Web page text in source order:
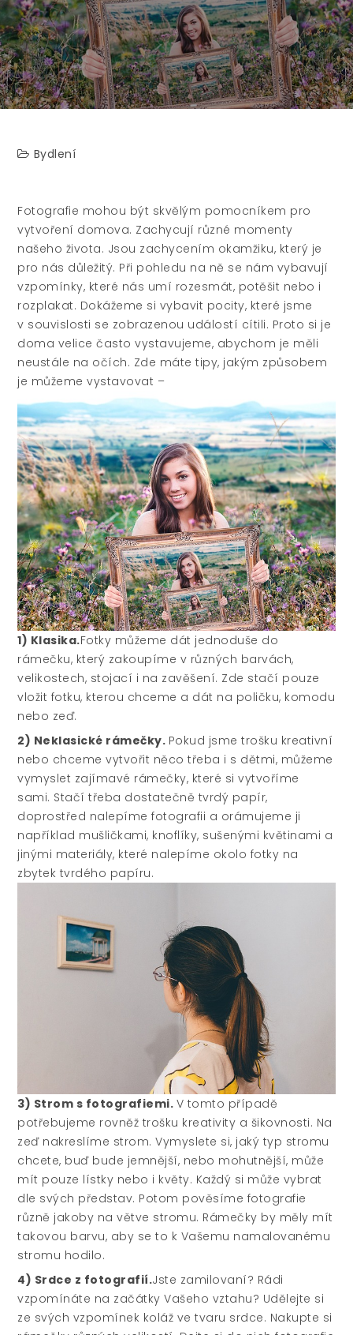
Bydlení
Fotografie mohou být skvělým pomocníkem pro
vytvoření domova. Zachycují různé momenty
našeho života. Jsou zachycením okamžiku, který je
pro nás důležitý. Při pohledu na ně se nám vybavují
vzpomínky, které nás umí rozesmát, potěšit nebo i
rozplakat. Dokážeme si vybavit pocity, které jsme
v souvislosti se zobrazenou událostí cítili. Proto si je
doma velice často vystavujeme, abychom je měli
neustále na očích. Zde máte tipy, jakým způsobem
je můžeme vystavovat –
1) Klasika.Fotky můžeme dát jednoduše do
rámečku, který zakoupíme v různých barvách,
velikostech, stojací i na zavěšení. Zde stačí pouze
vložit fotku, kterou chceme a dát na poličku, komodu
nebo zeď.
2) Neklasické rámečky. Pokud jsme trošku kreativní
nebo chceme vytvořit něco třeba i s dětmi, můžeme
vymyslet zajímavé rámečky, které si vytvoříme
sami. Stačí třeba dostatečně tvrdý papír,
doprostřed nalepíme fotografii a orámujeme ji
například mušličkami, knoflíky, sušenými květinami a
jinými materiály, které nalepíme okolo fotky na
zbytek tvrdého papíru.
3) Strom s fotografiemi. V tomto případě
potřebujeme rovněž trošku kreativity a šikovnosti. Na
zeď nakreslíme strom. Vymyslete si, jaký typ stromu
chcete, buď bude jemnější, nebo mohutnější, může
mít pouze lístky nebo i květy. Každý si může vybrat
dle svých představ. Potom pověsíme fotografie
různě jakoby na větve stromu. Rámečky by měly mít
takovou barvu, aby se to k Vašemu namalovanému
stromu hodilo.
4) Srdce z fotografií.Jste zamilovaní? Rádi
vzpomínáte na začátky Vašeho vztahu? Udělejte si
ze svých vzpomínek koláž ve tvaru srdce. Nakupte si